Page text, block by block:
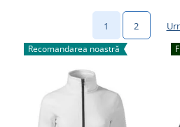
1 2
Recomandarea noastră